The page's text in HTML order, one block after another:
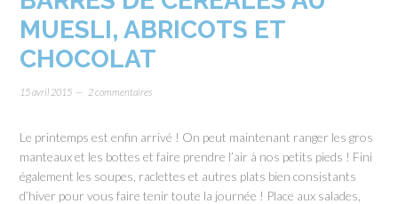
MUESLI, ABRICOTS ET
CHOCOLAT
15 avril 2015 2 commentaires
Le printemps est enfin arrivé ! On peut maintenant ranger les gros
manteaux et les bottes et faire prendre l’air à nos petits pieds ! Fini
également les soupes, raclettes et autres plats bien consistants
d’hiver pour vous faire tenir toute la journée ! Place aux salades,